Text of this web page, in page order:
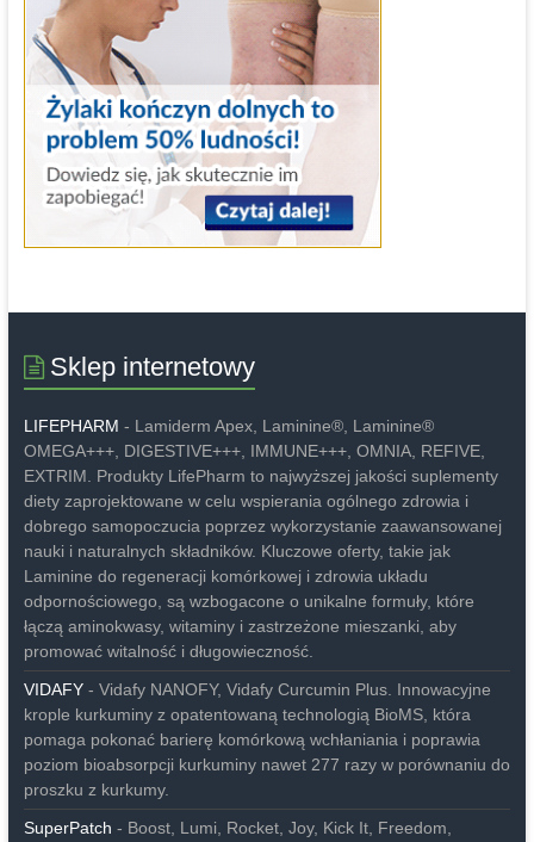
Sklep internetowy
LIFEPHARM - Lamiderm Apex, Laminine®, Laminine®
OMEGA+++, DIGESTIVE+++, IMMUNE+++, OMNIA, REFIVE,
EXTRIM. Produkty LifePharm to najwyższej jakości suplementy
diety zaprojektowane w celu wspierania ogólnego zdrowia i
dobrego samopoczucia poprzez wykorzystanie zaawansowanej
nauki i naturalnych składników. Kluczowe oferty, takie jak
Laminine do regeneracji komórkowej i zdrowia układu
odpornościowego, są wzbogacone o unikalne formuły, które
łączą aminokwasy, witaminy i zastrzeżone mieszanki, aby
promować witalność i długowieczność.
VIDAFY- Vidafy NANOFY, Vidafy Curcumin Plus. Innowacyjne
krople kurkuminy z opatentowaną technologią BioMS, która
pomaga pokonać barierę komórkową wchłaniania i poprawia
poziom bioabsorpcji kurkuminy nawet 277 razy w porównaniu do
proszku z kurkumy.
SuperPatch - Boost, Lumi, Rocket, Joy, Kick It, Freedom,